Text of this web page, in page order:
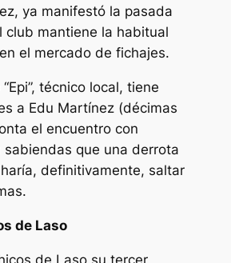
ya manifestó la pasada
club mantiene la habitual
el mercado de fichajes.
técnico local, tiene
a Edu Martínez (décimas
el encuentro con
que una derrota
definitivamente, saltar
de Laso
de Laso su tercer